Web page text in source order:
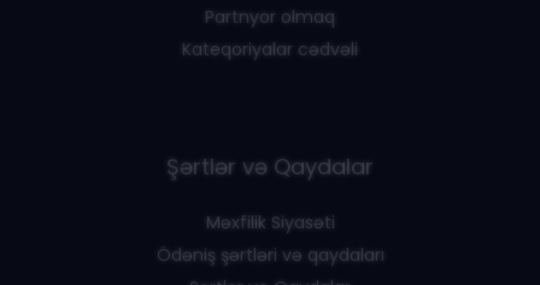
Partnyor olmaq
Kateqoriyalar cədvəli
Şərtlər və Qaydalar
Məxfilik Siyasəti
Ödəniş şərtləri və qaydaları